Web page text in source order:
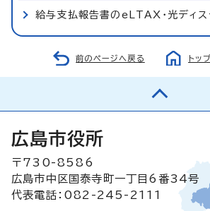
給与支払報告書のeLTAX・光ディス
前のページへ戻る トッ
広島市役所
〒730-8586
広島市中区国泰寺町一丁目6番34号
代表電話：082-245-2111